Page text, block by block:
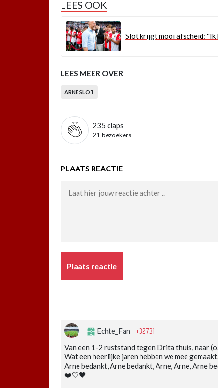
LEES OOK
Slot krijgt mooi afscheid:
LEES MEER OVER
ARNE SLOT
235 claps
21 bezoekers
PLAATS REACTIE
Plaats reactie
Echte_Fan +32731
Van een 1-2 ruststand tegen Drita thuis, naar
Wat een heerlijke jaren hebben we mee
Arne bedankt, Arne bedankt, Arne, Arne, Arne
❤️🤍🖤